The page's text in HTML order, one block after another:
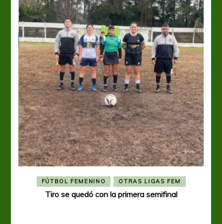
FÚTBOL FEMENINO OTRAS LIGAS FEM
Tiro se quedó con la primera semifinal